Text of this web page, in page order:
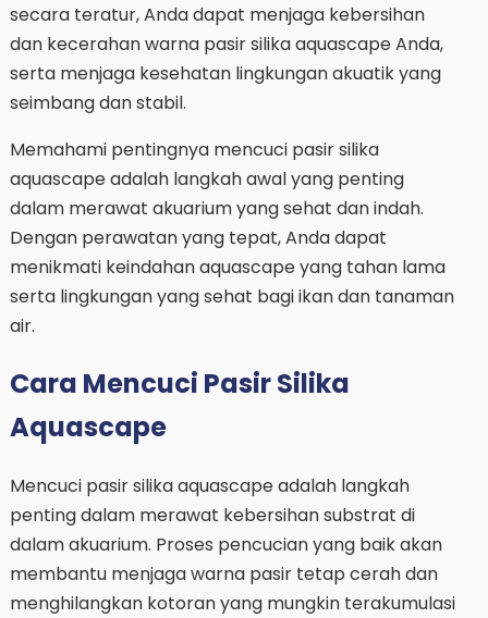
secara teratur, Anda dapat menjaga kebersihan
dan kecerahan warna pasir silika aquascape Anda,
serta menjaga kesehatan lingkungan akuatik yang
seimbang dan stabil.
Memahami pentingnya mencuci pasir silika
aquascape adalah langkah awal yang penting
dalam merawat akuarium yang sehat dan indah.
Dengan perawatan yang tepat, Anda dapat
menikmati keindahan aquascape yang tahan lama
serta lingkungan yang sehat bagi ikan dan tanaman
air.
Cara Mencuci Pasir Silika
Aquascape
Mencuci pasir silika aquascape adalah langkah
penting dalam merawat kebersihan substrat di
dalam akuarium. Proses pencucian yang baik akan
membantu menjaga warna pasir tetap cerah dan
menghilangkan kotoran yang mungkin terakumulasi